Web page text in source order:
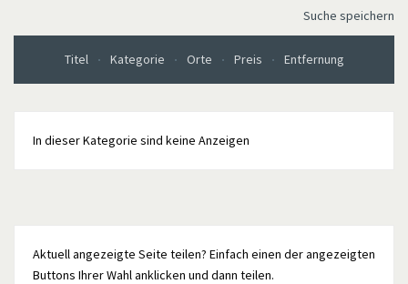
Suche speichern
Titel Kategorie Orte Preis Entfernung
In dieser Kategorie sind keine Anzeigen
Aktuell angezeigte Seite teilen? Einfach einen der angezeigten
Buttons Ihrer Wahl anklicken und dann teilen.